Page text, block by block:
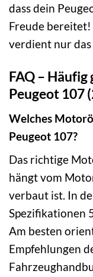
dass dein
Freude
verdient nur das
FAQ –
Peugeot 107
Welches
Peugeot 107?
Das richtige
hängt vom
verbaut ist. In
Spezifikationen
Am besten
Empfehlungen